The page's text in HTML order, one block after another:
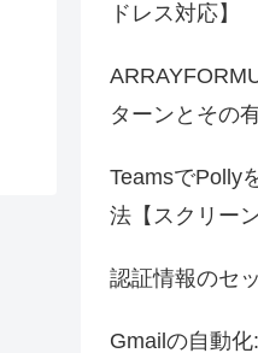
ドレス対応】
ターンとその
TeamsでPolly
法【スクリー
認証情報のセ
Gmailの自動